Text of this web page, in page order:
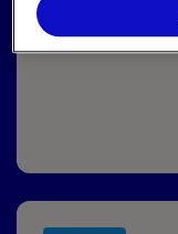
Wenn aus dem
Überraschung